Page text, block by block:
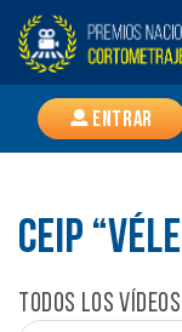
Entrar
CEIP
Todos los